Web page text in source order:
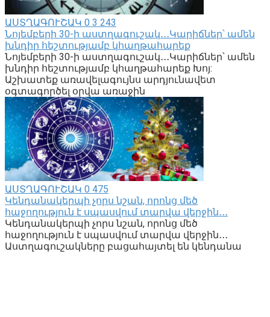
ԱՍՏՂԱԳՈՒՇԱԿ 0 3 243
Նոյեմբերի 30-ի աստղագուշակ․․․Կարիճներ՝ ամեն
խնդիր հեշտությամբ կհաղթահարեք
Նոյեմբերի 30-ի աստղագուշակ․․․Կարիճներ՝ ամեն
խնդիր հեշտությամբ կհաղթահարեք Խոյ:
Աշխատեք առավելագույնս արդյունավետ
օգտագործել օրվա առաջին
ԱՍՏՂԱԳՈՒՇԱԿ 0 475
Կենդանակերպի չորս նշան, որոնց մեծ
հաջողություն է սպասվում տարվա վերջին․․․
Կենդանակերպի չորս նշան, որոնց մեծ
հաջողություն է սպասվում տարվա վերջին․․․
Աստղագուշակները բացահայտել են կենդանա